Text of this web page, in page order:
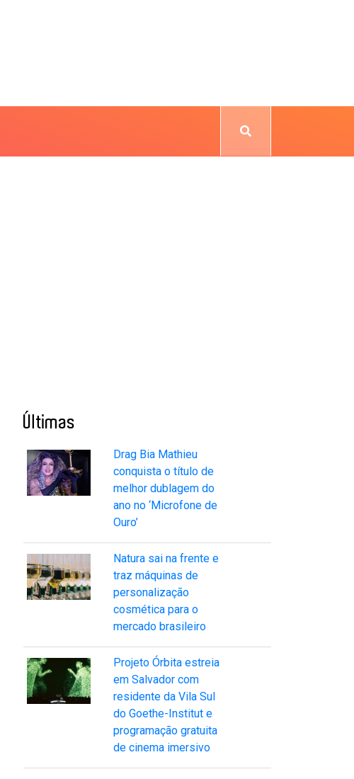
Últimas
Drag Bia Mathieu
conquista o título de
melhor dublagem do
ano no ‘Microfone de
Ouro’
Natura sai na frente e
traz máquinas de
personalização
cosmética para o
mercado brasileiro
Projeto Órbita estreia
em Salvador com
residente da Vila Sul
do Goethe-Institut e
programação gratuita
de cinema imersivo